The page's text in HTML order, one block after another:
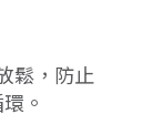
鬆，防止
。